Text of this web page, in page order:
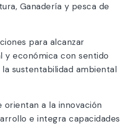
Ganadería y pesca de
para alcanzar
y económica con sentido
la sustentabilidad ambiental
orientan a la innovación
e integra capacidades